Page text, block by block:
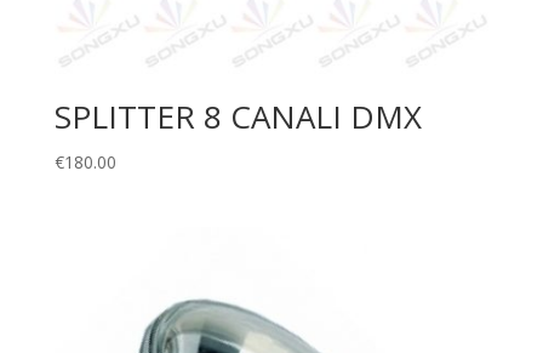
SPLITTER 8 CANALI DMX
€180.00